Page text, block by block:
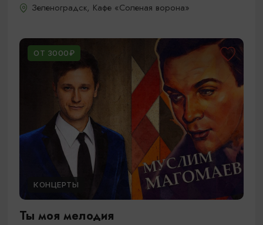
Зеленоградск, Кафе «Соленая ворона»
ОТ 3000₽
КОНЦЕРТЫ
Ты моя мелодия